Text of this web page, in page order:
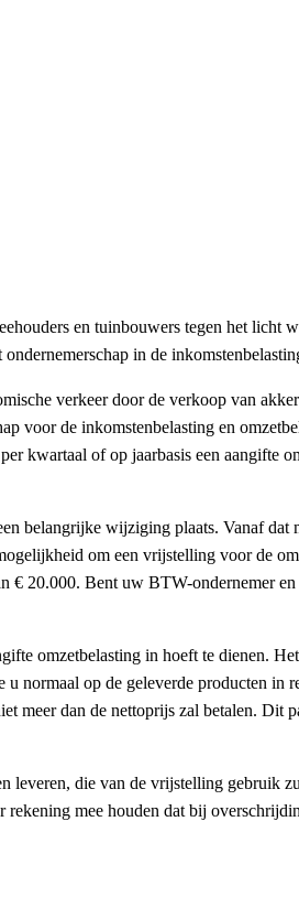
en tuinbouwers tegen het
in de
verkeer door de verkoop van
voor de inkomstenbelasting en
of op jaarbasis een aangifte
belangrijke wijziging plaats. Vanaf
om een vrijstelling voor de
20.000. Bent uw BTW-ondernemer
omzetbelasting in hoeft te dienen.
op de geleverde producten
dan de nettoprijs zal betalen.
die van de vrijstelling gebruik
mee houden dat bij